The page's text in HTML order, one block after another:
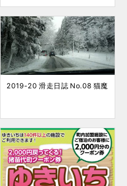
2019-20 滑走日誌 No.08 猫魔